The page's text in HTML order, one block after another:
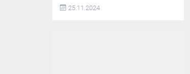
Merkezi’nde sahnelenen ‘Altı Üstü
Komedi’ adlı tiyatro oyunu büyük
25.11.2024